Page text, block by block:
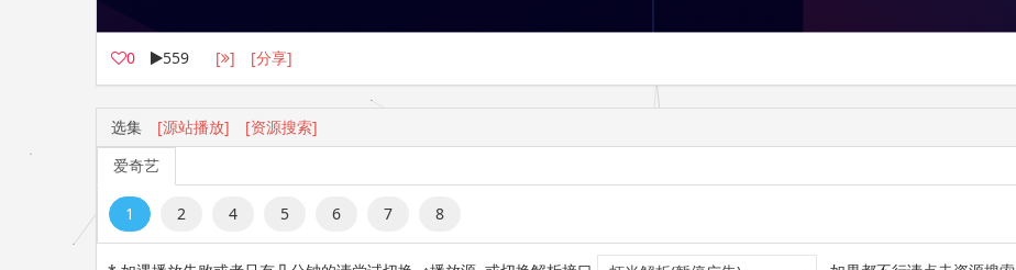
0 559 [ ] [分享]
选集 [源站播放]
[资源搜索]
爱奇艺
1 2 4 5 6 7 8